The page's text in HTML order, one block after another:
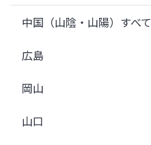
中国（山陰・山陽）すべて
広島
岡山
山口